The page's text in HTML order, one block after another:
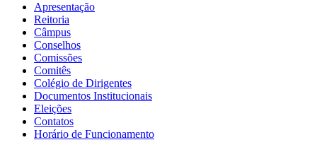
Apresentação
Reitoria
Câmpus
Conselhos
Comissões
Comitês
Colégio de Dirigentes
Documentos Institucionais
Eleições
Contatos
Horário de Funcionamento